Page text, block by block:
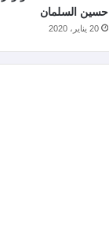
حسين السلمان
20 يناير، 2020